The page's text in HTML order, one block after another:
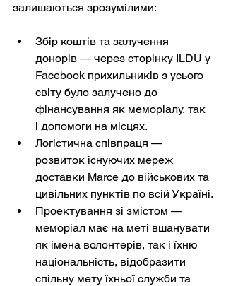
залишаються зрозумілими:
Збір коштів та залучення
донорів — через сторінку ILDU у
Facebook прихильників з усього
світу було залучено до
фінансування як меморіалу, так
і допомоги на місцях.
Логістична співпраця —
розвиток існуючих мереж
доставки Marce до військових та
цивільних пунктів по всій Україні.
Проектування зі змістом —
меморіал має на меті вшанувати
як імена волонтерів, так і їхню
національність, відобразити
спільну мету їхньої служби та